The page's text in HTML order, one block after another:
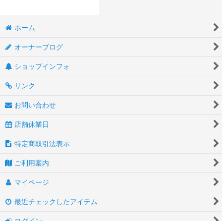
ホーム
オーナーブログ
ショップインフォ
リンク
お問い合わせ
店舗休業日
特定商取引法表示
ご利用案内
マイページ
最近チェックしたアイテム